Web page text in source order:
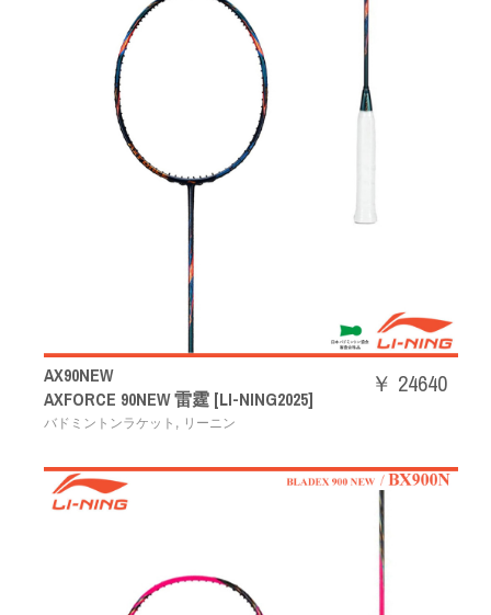
AX90NEW
AXFORCE 90NEW 雷霆 [LI-NING2025]
バドミントンラケット , リーニン
￥ 24640